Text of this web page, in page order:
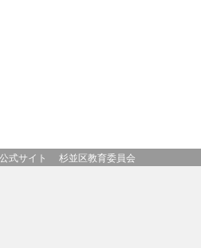
式サイト 杉並区教育委員会